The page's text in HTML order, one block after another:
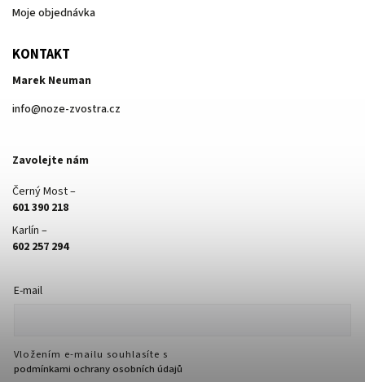
Moje objednávka
KONTAKT
Marek Neuman
info@noze-zvostra.cz
Zavolejte nám
Černý Most –
601 390 218
Karlín –
602 257 294
E-mail
Vložením e-mailu souhlasíte s
podmínkami ochrany osobních údajů